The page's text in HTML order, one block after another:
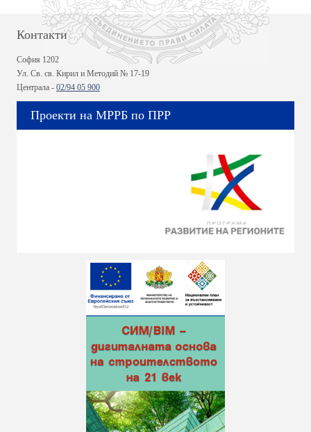
Контакти
София 1202
Ул. Св. св. Кирил и Методий № 17-19
Централа - 02/94 05 900
Проекти на МРРБ по ПРР